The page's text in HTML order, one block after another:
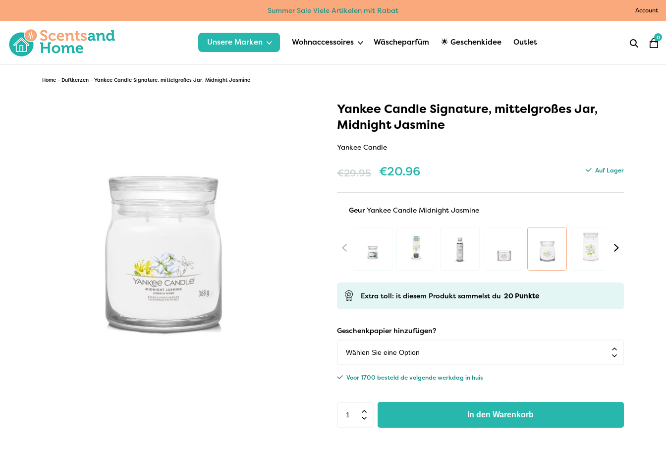
Summer Sale Viele Artikelen mit Rabat Account
Unsere Marken
Ashleigh & Burwood
Bridgewater Candle
Village Candle
Horomia Wasparfum
Wohnaccessoires Wäscheparfüm 🌟 Geschenkidee Outlet 0
Home - Duftkerzen - Yankee Candle Signature, mittelgroßes Jar, Midnight Jasmine
Yankee Candle Signature, mittelgroßes Jar,
Midnight Jasmine
Yankee Candle
€29.95 €20.96 Auf Lager
GeurYankee Candle Midnight Jasmine
Extra toll: it diesem Produkt sammelst du 20Punkte
Geschenkpapier hinzufügen?
Voor 1700 besteld de volgende werkdag in huis
In den Warenkorb